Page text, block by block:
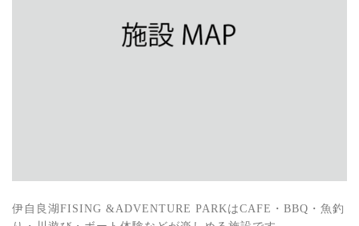
伊自良湖FISING &ADVENTURE PARKはCAFE・BBQ・魚釣